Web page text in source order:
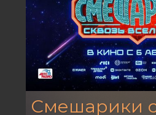
Смешарики